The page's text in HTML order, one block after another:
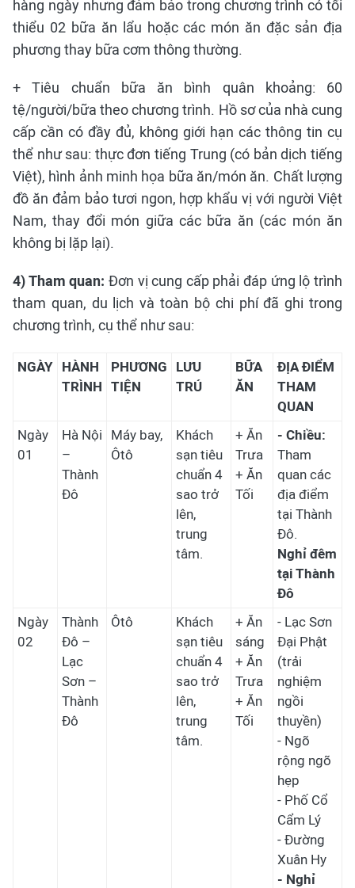
hàng ngày nhưng đảm bảo trong chương trình có tối
thiểu 02 bữa ăn lẩu hoặc các món ăn đặc sản địa
phương thay bữa cơm thông thường.
+ Tiêu chuẩn bữa ăn bình quân khoảng: 60
tệ/người/bữa theo chương trình. Hồ sơ của nhà cung
cấp cần có đầy đủ, không giới hạn các thông tin cụ
thể như sau: thực đơn tiếng Trung (có bản dịch tiếng
Việt), hình ảnh minh họa bữa ăn/món ăn. Chất lượng
đồ ăn đảm bảo tươi ngon, hợp khẩu vị với người Việt
Nam, thay đổi món giữa các bữa ăn (các món ăn
không bị lặp lại).
4) Tham quan: Đơn vị cung cấp phải đáp ứng lộ trình
tham quan, du lịch và toàn bộ chi phí đã ghi trong
chương trình, cụ thể như sau:
NGÀY HÀNH
TRÌNH
PHƯƠNG
TIỆN
LƯU
TRÚ
BỮA
ĂN
ĐỊA ĐIỂM
THAM
QUAN
Ngày
01
Hà Nội
–
Thành
Đô
Máy bay,
Ôtô
Khách
sạn tiêu
chuẩn 4
sao trở
lên,
trung
tâm.
+ Ăn
Trưa
+ Ăn
Tối
- Chiều:
Tham
quan các
địa điểm
tại Thành
Đô.
Nghỉ đêm
tại Thành
Đô
Ngày
02
Thành
Đô –
Lạc
Sơn –
Thành
Đô
Ôtô
Khách
sạn tiêu
chuẩn 4
sao trở
lên,
trung
tâm.
+ Ăn
sáng
+ Ăn
Trưa
+ Ăn
Tối
- Lạc Sơn
Đại Phật
(trải
nghiệm
ngồi
thuyền)
- Ngõ
rộng ngõ
hẹp
- Phố Cổ
Cẩm Lý
- Đường
Xuân Hy
- Nghỉ